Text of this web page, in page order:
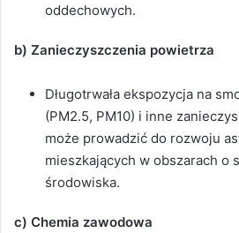
oddechowych.
b) Zanieczyszczenia powietrza
Długotrwała ekspozycja na
(PM2.5, PM10) i inne
może prowadzić do rozwoju
mieszkających w obszarach o
środowiska.
c) Chemia zawodowa